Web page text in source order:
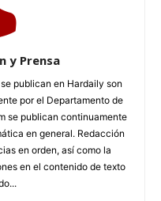
y Prensa
publican en Hardaily son
por el Departamento de
se publican continuamente
en general. Redacción
en orden, así como la
en el contenido de texto